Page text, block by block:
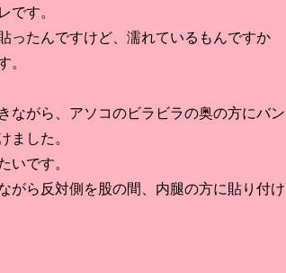
です。
ったんですけど、濡れているもんですか
。
ながら、アソコのビラビラの奥の方にバン
ました。
いです。
がら反対側を股の間、内腿の方に貼り付け